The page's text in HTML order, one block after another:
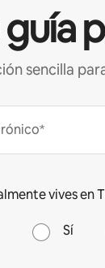
sencilla
vives en
Sí